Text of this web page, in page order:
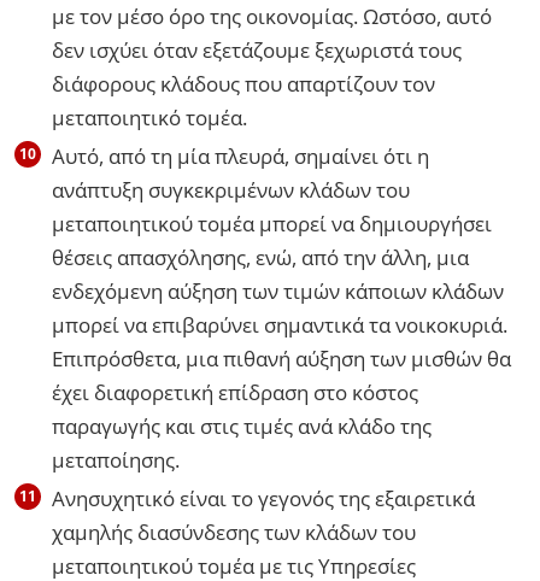
με τον μέσο όρο της οικονομίας. Ωστόσο, αυτό
δεν ισχύει όταν εξετάζουμε ξεχωριστά τους
διάφορους κλάδους που απαρτίζουν τον
μεταποιητικό τομέα.
Αυτό, από τη μία πλευρά, σημαίνει ότι η
ανάπτυξη συγκεκριμένων κλάδων του
μεταποιητικού τομέα μπορεί να δημιουργήσει
θέσεις απασχόλησης, ενώ, από την άλλη, μια
ενδεχόμενη αύξηση των τιμών κάποιων κλάδων
μπορεί να επιβαρύνει σημαντικά τα νοικοκυριά.
Επιπρόσθετα, μια πιθανή αύξηση των μισθών θα
έχει διαφορετική επίδραση στο κόστος
παραγωγής και στις τιμές ανά κλάδο της
μεταποίησης.
Ανησυχητικό είναι το γεγονός της εξαιρετικά
χαμηλής διασύνδεσης των κλάδων του
μεταποιητικού τομέα με τις Υπηρεσίες